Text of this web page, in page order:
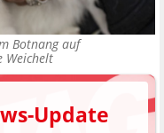
Botnang auf
Weichelt
Update